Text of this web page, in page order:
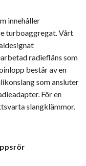
innehåller
turboaggregat. Vårt
radiefläns som
består av en
som ansluter
För en
slangklämmor.